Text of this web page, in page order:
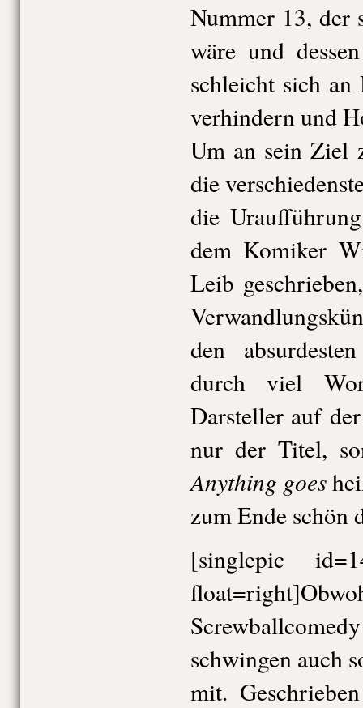
Nummer 13, der
wäre und
schleicht sich
verhindern und
Um an sein Ziel
die
die
dem Komiker
Leib
den
durch viel
Darsteller auf
nur der Titel,
Anything goes
zum Ende schön
[singlepic
schwingen auch
mit.